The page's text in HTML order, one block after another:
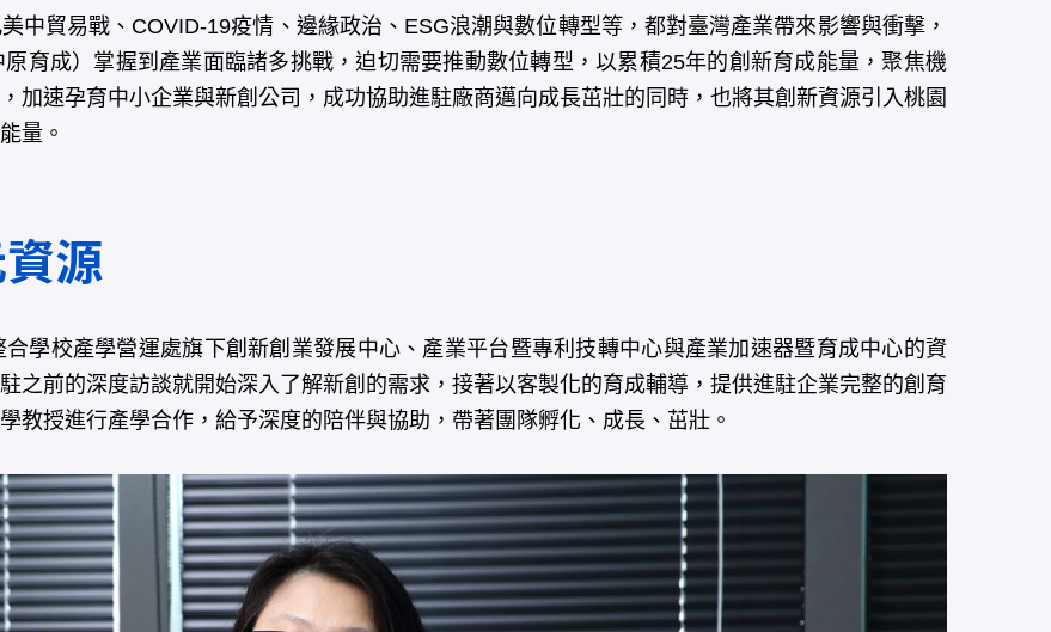
貿易戰、COVID-19疫情、邊緣政治、ESG浪潮與數位轉型等，都對臺灣產業帶來影響與衝擊，
育成）掌握到產業面臨諸多挑戰，迫切需要推動數位轉型，以累積25年的創新育成能量，聚焦機
加速孕育中小企業與新創公司，成功協助進駐廠商邁向成長茁壯的同時，也將其創新資源引入桃園
量。
源
學校產學營運處旗下創新創業發展中心、產業平台暨專利技轉中心與產業加速器暨育成中心的資
之前的深度訪談就開始深入了解新創的需求，接著以客製化的育成輔導，提供進駐企業完整的創育
教授進行產學合作，給予深度的陪伴與協助，帶著團隊孵化、成長、茁壯。